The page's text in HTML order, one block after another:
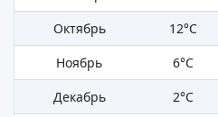
Октябрь
12°C
Ноябрь
6°C
Декабрь
2°C